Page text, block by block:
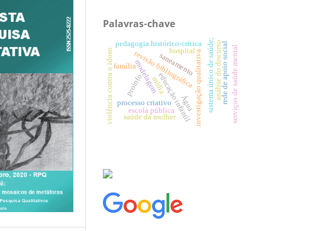
Palavras-chave
investigação qualitativa
saneamento sistema único de saúde;
pedagogia histórico-crítica
educação infantil
revisão bibliográfica
processo criativo
modelagem
Água
análise do discurso
mídia
proinfo
escola pública
violência contra o idoso rede de apoio social
saúde da mulher
hospital serviços de saúde mental
família